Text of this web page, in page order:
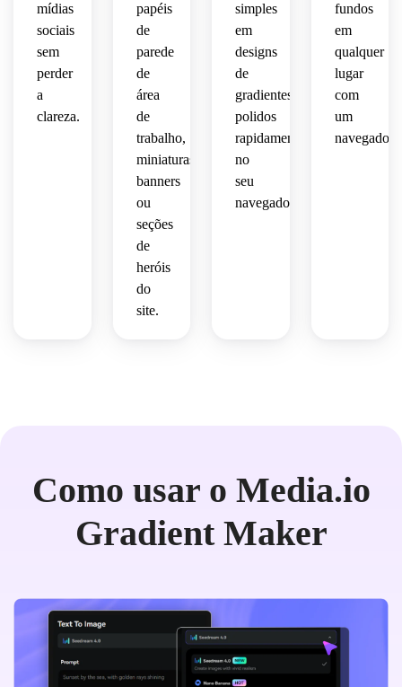
alta
definição.
miniaturas
apresentação.
apresentações
da
de
parede
e
branding
visual.
mídias
sociais
sem
perder
a
clareza.
papéis
de
parede
de
área
de
trabalho,
miniaturas,
banners
ou
seções
de
heróis
do
site.
simples
em
designs
de
gradientes
polidos
rapidamente
no
seu
navegador.
fundos
em
qualquer
lugar
com
um
navegador.
Como usar o Media.io
Gradient Maker